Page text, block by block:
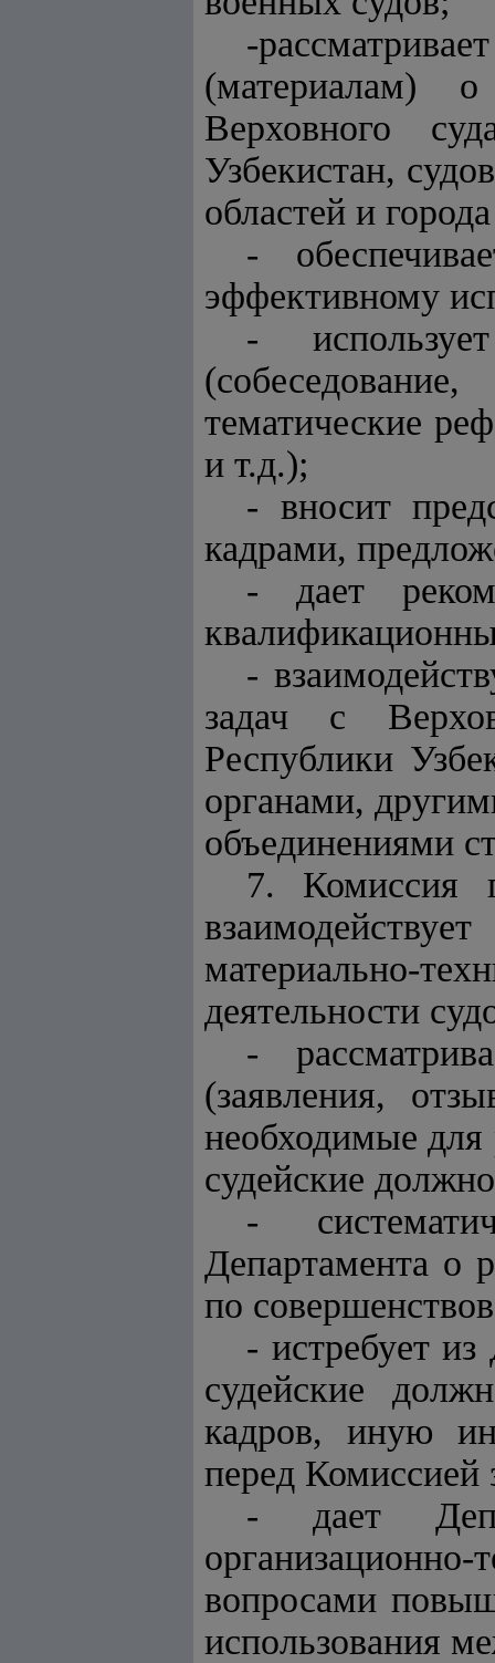
-
(материалам)
Верховного
Узбекистан,
областей и
-
эффективному
-
тематические
и т.д.);
- вносит
кадрами,
- дает
-
задач с
Республики
органами,
объединениями
7. Комиссия
материально-
деятельности
-
(заявления,
необходимые для
судейские
-
Департамента о
по
- истребует
судейские
кадров, иную
перед Комиссией
- дает
вопросами
использования